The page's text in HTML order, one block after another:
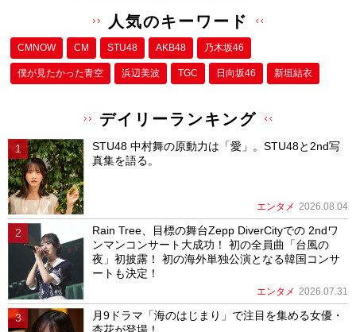
人気のキーワード
CMNOW CM STU48 AKB48 乃木坂46
僕が⾒たかった⻘空 浜辺美波 TGC 日向坂46 新垣結衣
デイリーランキング
STU48 中村舞の原動力は「愛」。STU48と2nd写
真集を語る。
エンタメ 2026.08.04
Rain Tree、目標の舞台Zepp DiverCityでの 2ndワ
ンマンコンサート大成功！ 初の全員曲「台風の
夜」初披露！ 初の海外単独公演となる韓国コンサ
ートも決定！
エンタメ 2026.07.31
月9ドラマ「海のはじまり」で注目を集める女優・